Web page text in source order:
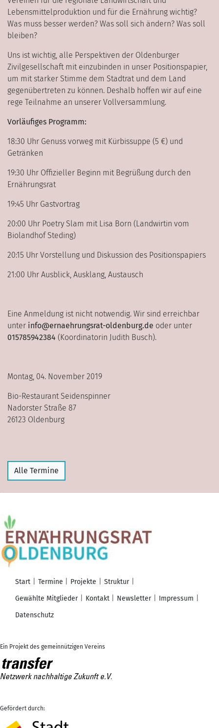
Lebensmittelproduktion und für die Ernährung wichtig?
Was muss besser werden? Was soll sich ändern? Was soll
bleiben?
Uns ist wichtig, alle Perspektiven der Oldenburger
Zivilgesellschaft mit einzubinden in unser Positionspapier,
um mit starker Stimme dem Stadtrat und dem Land
gegenübertreten zu können. Deshalb hoffen wir auf eine
rege Teilnahme an unserer Vollversammlung.
Vorläufiges Programm:
18:30 Uhr Genuss vorweg mit Kürbissuppe (5 €) und
Getränken
19:30 Uhr Offizieller Beginn mit Begrüßung durch den
Ernährungsrat
19:45 Uhr Gastvortrag
20:00 Uhr Poetry Slam mit Lisa Born (Landwirtin vom
Biolandhof Steding)
20:15 Uhr Vorstellung und Diskussion des Positionspapiers
21:00 Uhr Ausblick, Ausklang, Austausch
Eine Anmeldung ist nicht notwendig. Wir sind erreichbar
unter info@ernaehrungsrat-oldenburg.de oder unter
015785942384 (Koordinatorin Judith Busch).
Montag, 04. November 2019
Bio-Restaurant Seidenspinner
Nadorster Straße 87
26123 Oldenburg
Alle Termine
Start Termine Projekte
Struktur
Gewählte Mitglieder
Kontakt Newsletter
Impressum
Datenschutz
Ein Projekt des gemeinnützigen Vereins
Gefördert durch: